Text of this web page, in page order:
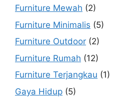
Furniture Mewah (2)
Furniture Minimalis (5)
Furniture Outdoor (2)
Furniture Rumah (12)
Furniture Terjangkau (1)
Gaya Hidup (5)